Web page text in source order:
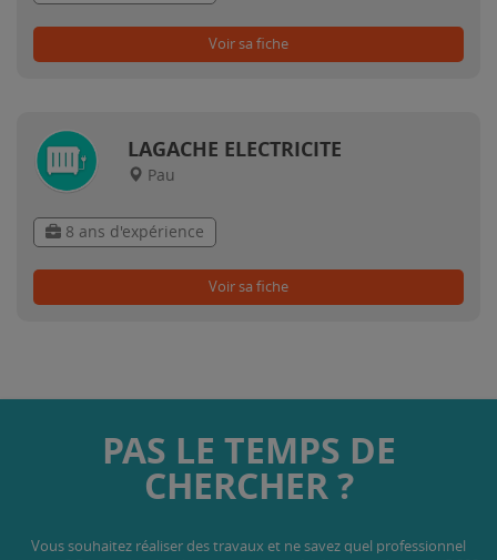
Voir sa fiche
LAGACHE ELECTRICITE
Pau
8 ans d'expérience
Voir sa fiche
PAS LE TEMPS DE
CHERCHER ?
Vous souhaitez réaliser des travaux et ne savez quel professionnel